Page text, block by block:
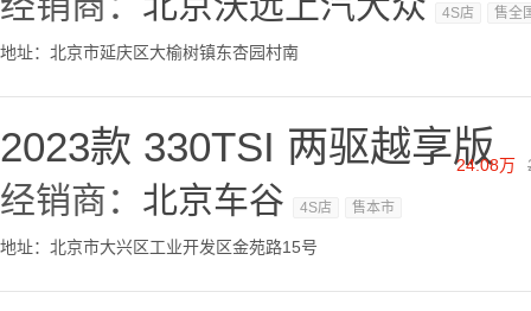
4S店 售全
地址：北京市延庆区大榆树镇东杏园村南
2023款 330TSI 两驱越享版
经销商： 北京车谷 4S店 售本市
地址：北京市大兴区工业开发区金苑路15号
24.08万